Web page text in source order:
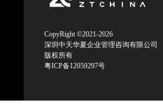
CopyRight ©2021-2026
深圳中天华夏企业管理咨询有限公司
版权所有
粤ICP备12059297号